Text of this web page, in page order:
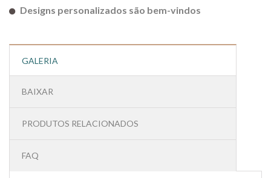
Designs personalizados são bem-vindos
GALERIA
BAIXAR
PRODUTOS RELACIONADOS
FAQ